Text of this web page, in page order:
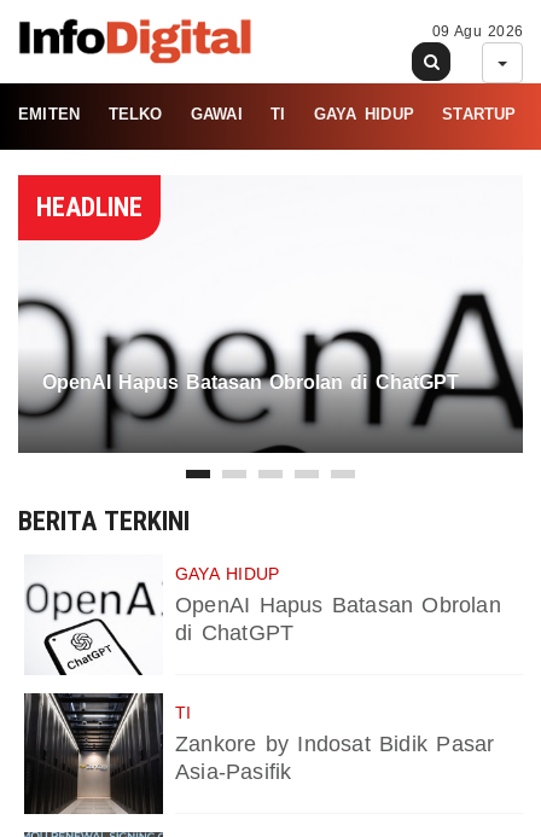
09 Agu 2026
EMITEN TELKO GAWAI TI GAYA HIDUP STARTUP
HEADLINE
OpenAI Hapus Batasan Obrolan di ChatGPT
BERITA TERKINI
GAYA HIDUP
OpenAI Hapus Batasan Obrolan
di ChatGPT
TI
Zankore by Indosat Bidik Pasar
Asia-Pasifik